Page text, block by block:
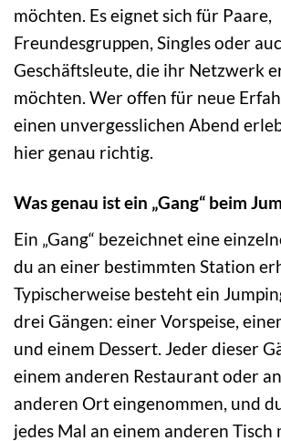
möchten. Es eignet sich für Paare,
Freundesgruppen, Singles oder
Geschäftsleute, die ihr Netzwerk
möchten. Wer offen für neue
einen unvergesslichen Abend
hier genau richtig.
Was genau ist ein „Gang“ beim
Ein „Gang“ bezeichnet eine
du an einer bestimmten Station
Typischerweise besteht ein
drei Gängen: einer Vorspeise,
und einem Dessert. Jeder dieser
einem anderen Restaurant oder
anderen Ort eingenommen, und
jedes Mal an einem anderen Tisch